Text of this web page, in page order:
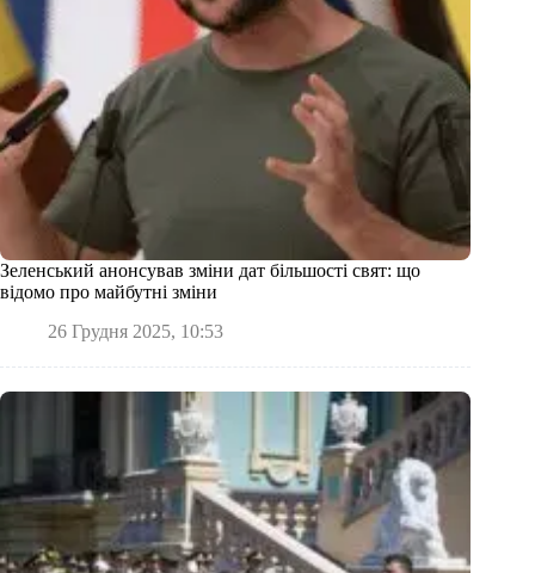
Зеленський анонсував зміни дат більшості свят: що
відомо про майбутні зміни
26 Грудня 2025, 10:53